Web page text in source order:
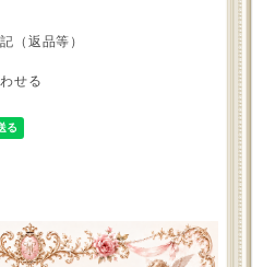
（返品等）
せる